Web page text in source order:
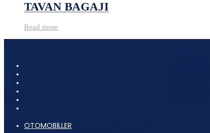
TAVAN BAGAJI
Read more
OTOMOBİLLER